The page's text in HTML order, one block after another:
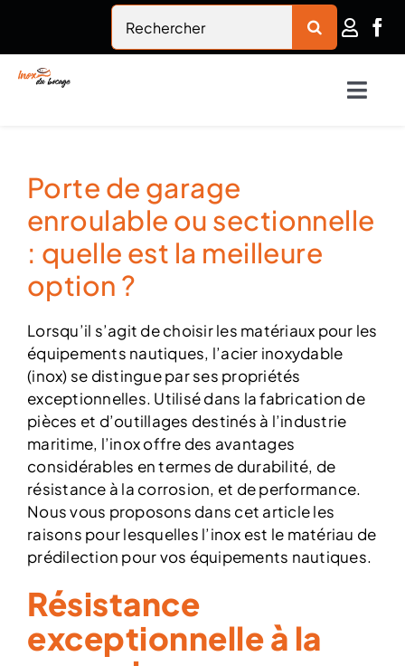
contenu
Rechercher:
Inox du bocage
Nautisme
Habitat
Rambardes en inox
Catalogue
Contact
Porte de garage
enroulable ou sectionnelle
: quelle est la meilleure
option ?
Lorsqu’il s’agit de choisir les matériaux pour les
équipements nautiques, l’acier inoxydable
(inox) se distingue par ses propriétés
exceptionnelles. Utilisé dans la fabrication de
pièces et d’outillages destinés à l’industrie
maritime, l’inox offre des avantages
considérables en termes de durabilité, de
résistance à la corrosion, et de performance.
Nous vous proposons dans cet article les
raisons pour lesquelles l’inox est le matériau de
prédilection pour vos équipements nautiques.
Résistance
exceptionnelle à la